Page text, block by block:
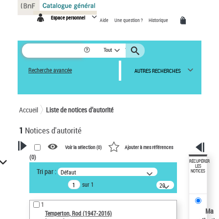
Espace personnel Aide Une question ? Historique
Tout
Recherche avancée AUTRES RECHERCHES
Accueil Liste de notices d’autorité
1 Notices d'autorité
VOTRE RECHERCHE
Recherche avancée dans les
notices d’autorité
Œuvres liées à l'auteur :
Temperton, Rod (1947-2016)
Voir la sélection (0) Ajouter à mes références
(0)
Tri par : Défaut
sur 1
20
résultats/page
1
Temperton, Rod (1947-2016)
RÉCUPÉRER
LES
NOTICES
Ma
Panneau de gestion des cookies